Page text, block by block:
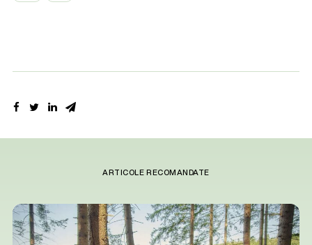
ARTICOLE RECOMANDATE